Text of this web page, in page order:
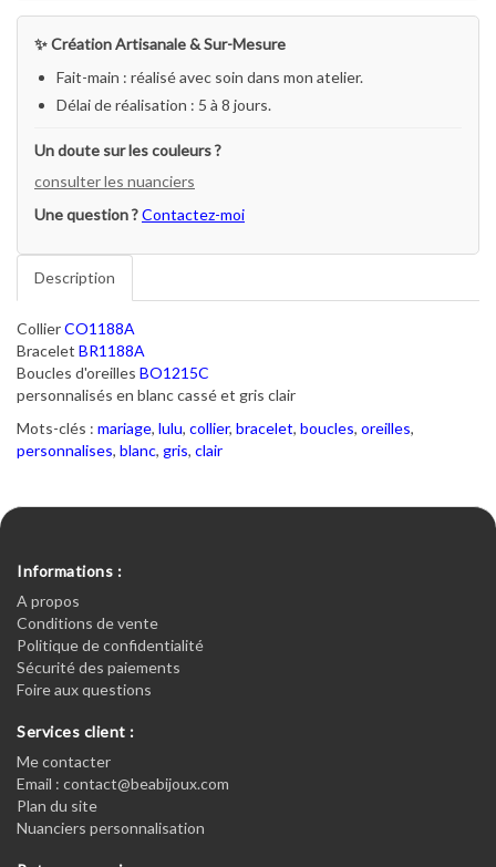
✨ Création Artisanale & Sur-Mesure
Fait-main : réalisé avec soin dans mon atelier.
Délai de réalisation : 5 à 8 jours.
Un doute sur les couleurs ?
consulter les nuanciers
Une question ?Contactez-moi
Description
CollierCO1188A
Bracelet BR1188A
Boucles d'oreilles BO1215C
personnalisés en blanc cassé et gris clair
Mots-clés : mariage, lulu, collier, bracelet, boucles, oreilles,
personnalises, blanc, gris, clair
Informations :
A propos
Conditions de vente
Politique de confidentialité
Sécurité des paiements
Foire aux questions
Services client :
Me contacter
Email : contact@beabijoux.com
Plan du site
Nuanciers personnalisation